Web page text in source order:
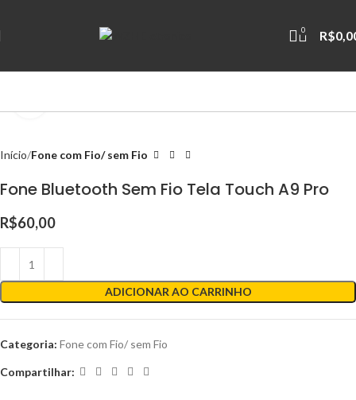
0 R$
Início Fone com Fio/ sem Fio
Fone Bluetooth Sem Fio Tela Touch A9 Pro
R$60,00
ADICIONAR AO CARRINHO
Categoria: Fone com Fio/ sem Fio
Compartilhar: